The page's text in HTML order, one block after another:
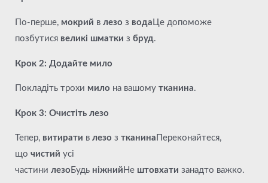
По-перше, мокрий в лезо з вода Це допоможе
позбутися великі шматки з бруд.
Крок 2: Додайте мило
Покладіть трохи мило на вашому тканина.
Крок 3: Очистіть лезо
Тепер, витирати в лезо з тканина Переконайтеся,
що чистий усі
частини лезо Будь ніжний Не штовхати занадто важко.